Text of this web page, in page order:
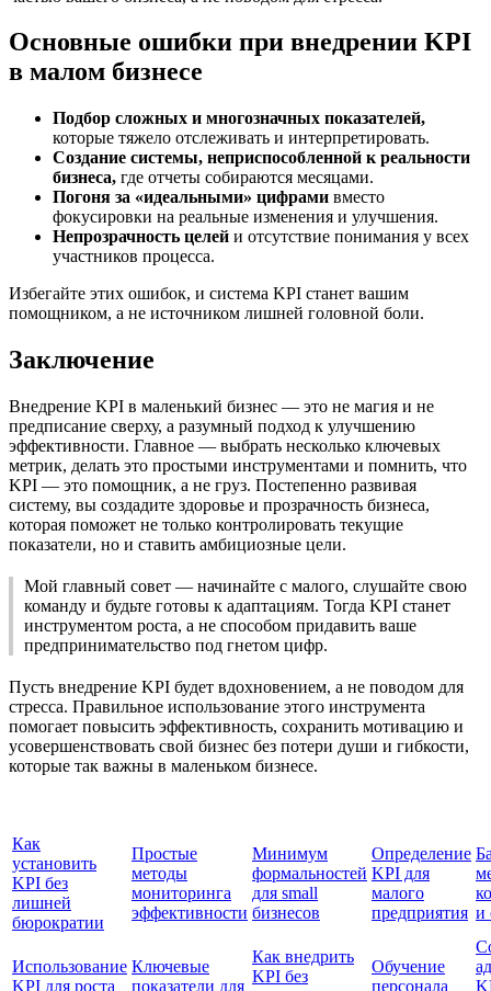
Основные ошибки при внедрении KPI
в малом бизнесе
Подбор сложных и многозначных показателей,
которые тяжело отслеживать и интерпретировать.
Создание системы, неприспособленной к реальности
бизнеса, где отчеты собираются месяцами.
Погоня за «идеальными» цифрами вместо
фокусировки на реальные изменения и улучшения.
Непрозрачность целей и отсутствие понимания у всех
участников процесса.
Избегайте этих ошибок, и система KPI станет вашим
помощником, а не источником лишней головной боли.
Заключение
Внедрение KPI в маленький бизнес — это не магия и не
предписание сверху, а разумный подход к улучшению
эффективности. Главное — выбрать несколько ключевых
метрик, делать это простыми инструментами и помнить, что
KPI — это помощник, а не груз. Постепенно развивая
систему, вы создадите здоровье и прозрачность бизнеса,
которая поможет не только контролировать текущие
показатели, но и ставить амбициозные цели.
Мой главный совет — начинайте с малого, слушайте свою
команду и будьте готовы к адаптациям. Тогда KPI станет
инструментом роста, а не способом придавить ваше
предпринимательство под гнетом цифр.
Пусть внедрение KPI будет вдохновением, а не поводом для
стресса. Правильное использование этого инструмента
помогает повысить эффективность, сохранить мотивацию и
усовершенствовать свой бизнес без потери души и гибкости,
которые так важны в маленьком бизнесе.
Как
установить
KPI без
лишней
бюрократии
Простые
методы
мониторинга
эффективности
Минимум
формальностей
для small
бизнесов
Определение
KPI для
малого
предприятия и
Использование
KPI для роста
Ключевые
показатели для
Как внедрить
KPI без
Обучение
персонала